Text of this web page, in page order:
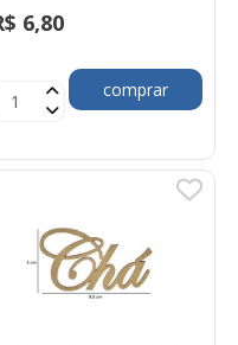
6,80
comprar